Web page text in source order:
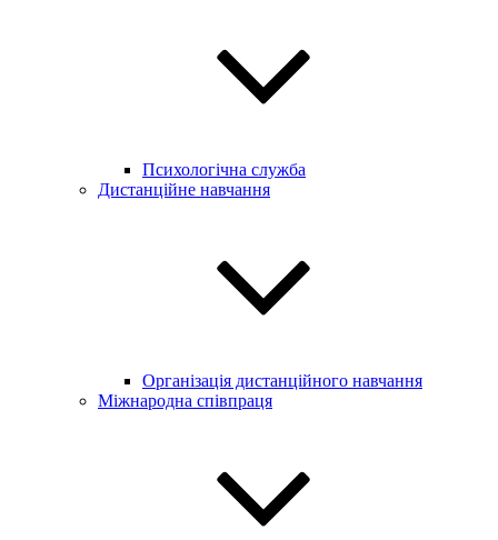
Психологічна служба
Дистанційне навчання
Організація дистанційного навчання
Міжнародна співпраця